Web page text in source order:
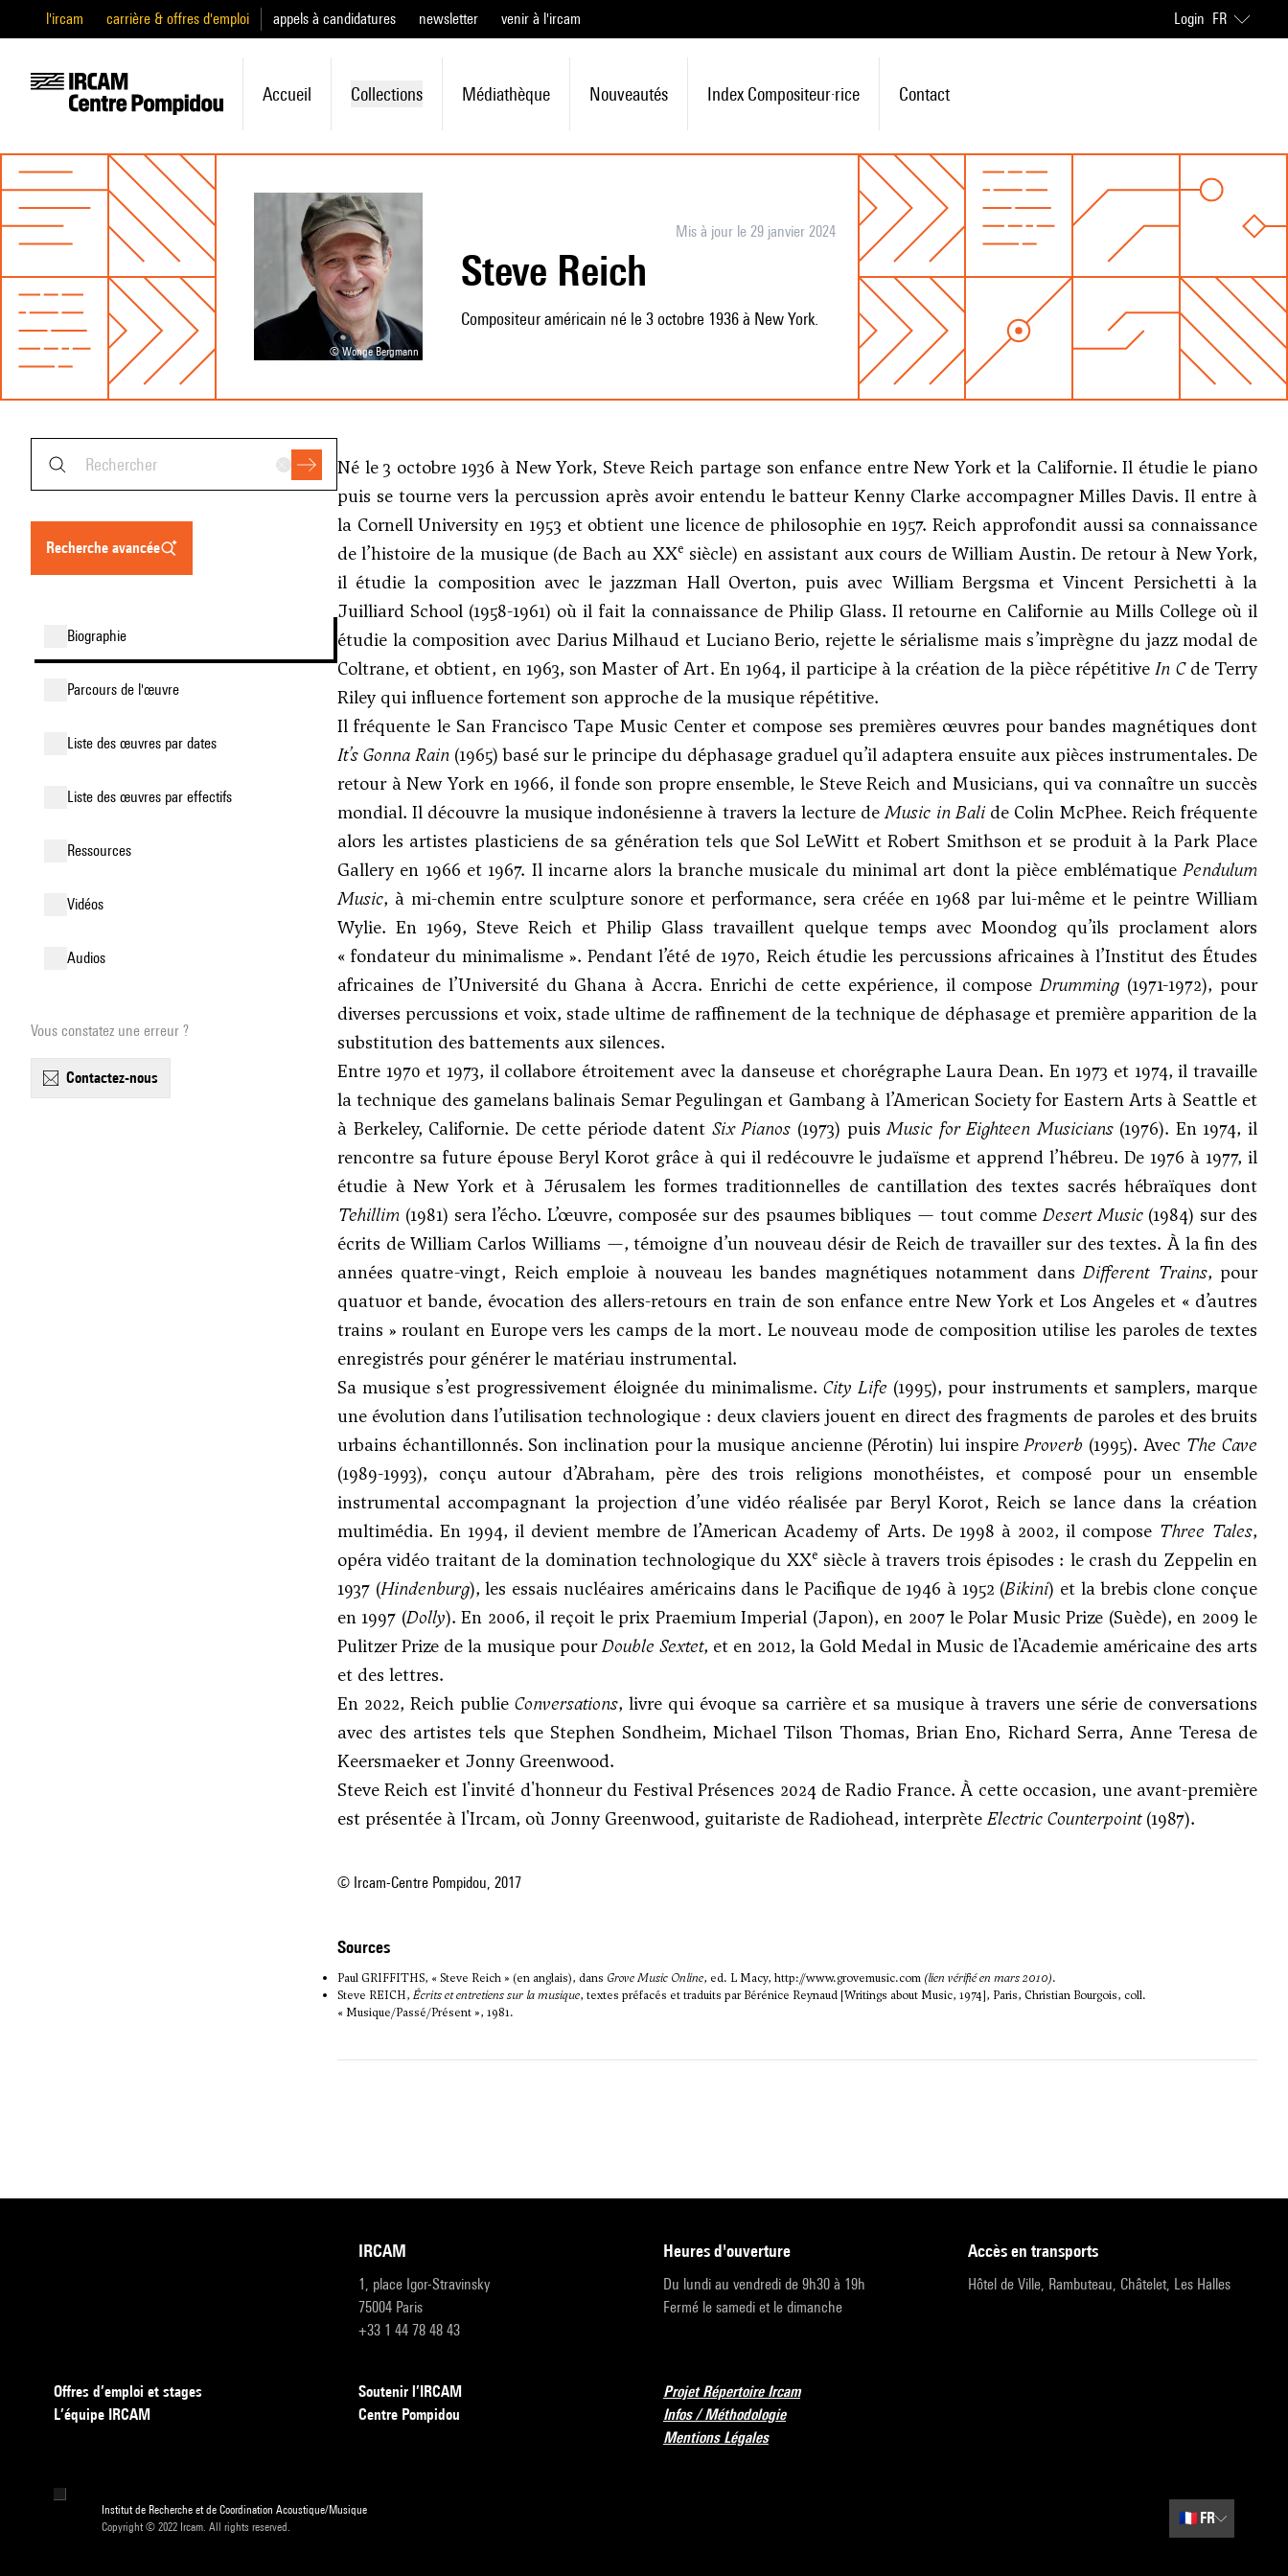
l'ircam carrière & offres d'emploi appels à candidatures newsletter venir à l'ircam Login FR
Accueil Collections Médiathèque Nouveautés Index Compositeur·rice Contact
© Wonge Bergmann
Mis à jour le 29 janvier 2024
Steve Reich
Compositeur américain né le 3 octobre 1936 à New York.
recherche avancée
biographie
parcours de l'œuvre
liste des œuvres par dates
liste des œuvres par effectifs
ressources
vidéos
audios
Vous constatez une erreur ?
contactez-nous
Né le 3 octobre 1936 à New York, Steve Reich partage son enfance entre New York et la Californie. Il étudie le piano
puis se tourne vers la percussion après avoir entendu le batteur Kenny Clarke accompagner Milles Davis. Il entre à
la Cornell University en 1953 et obtient une licence de philosophie en 1957. Reich approfondit aussi sa connaissance
de l’histoire de la musique (de Bach au XXe siècle) en assistant aux cours de William Austin. De retour à New York,
il étudie la composition avec le jazzman Hall Overton, puis avec William BergsmaetVincent Persichettià la
Juilliard School (1958-1961) où il fait la connaissance de Philip Glass. Il retourne en Californie au Mills College où il
étudie la composition avec Darius Milhaud et Luciano Berio, rejette le sérialisme mais s’imprègne du jazz modal de
Coltrane, et obtient, en 1963, son Master of Art. En 1964, il participe à la création de la pièce répétitiveIn Cde Terry
Riley qui influence fortement son approche de la musique répétitive.
Il fréquente le San Francisco Tape Music Center et compose ses premières œuvres pour bandes magnétiques dont
It’s Gonna Rain (1965) basé sur le principe du déphasage graduel qu’il adaptera ensuite aux pièces instrumentales. De
retour à New York en 1966, il fonde son propre ensemble, le Steve Reich and Musicians, qui va connaître un succès
mondial. Il découvre la musique indonésienne à travers la lecture deMusic in Balide Colin McPhee. Reich fréquente
alors les artistes plasticiens de sa génération tels que Sol LeWitt et Robert Smithson et se produit à la Park Place
Gallery en 1966 et 1967. Il incarne alors la branche musicale du minimal art dont la pièce emblématique Pendulum
Music, à mi-chemin entre sculpture sonore et performance, sera créée en 1968 par lui-même et le peintre William
Wylie. En 1969, Steve Reich et Philip Glass travaillent quelque temps avec Moondog qu’ils proclament alors
« fondateur du minimalisme ». Pendant l’été de 1970, Reich étudie les percussions africaines à l’Institut des Études
africaines de l’Université du Ghana à Accra. Enrichi de cette expérience, il composeDrumming (1971-1972), pour
diverses percussions et voix, stade ultime de raffinement de la technique de déphasage et première apparition de la
substitution des battements aux silences.
Entre 1970 et 1973, il collabore étroitement avec la danseuse et chorégraphe Laura Dean. En 1973 et 1974, il travaille
la technique des gamelans balinais Semar Pegulingan et Gambang à l’American Society for Eastern Arts à Seattle et
à Berkeley, Californie. De cette période datent Six Pianos (1973) puisMusic for Eighteen Musicians(1976). En 1974, il
rencontre sa future épouse Beryl Korot grâce à qui il redécouvre le judaïsme et apprend l’hébreu. De 1976 à 1977, il
étudie à New York et à Jérusalem les formes traditionnelles de cantillation des textes sacrés hébraïques dont
Tehillim (1981) sera l’écho. L’œuvre, composée sur des psaumes bibliques — tout commeDesert Music(1984) sur des
écrits de William Carlos Williams —, témoigne d’un nouveau désir de Reich de travailler sur des textes. À la fin des
années quatre-vingt, Reich emploie à nouveau les bandes magnétiques notamment dansDifferent Trains, pour
quatuor et bande, évocation des allers-retours en train de son enfance entre New York et Los Angeles et « d’autres
trains » roulant en Europe vers les camps de la mort. Le nouveau mode de composition utilise les paroles de textes
enregistrés pour générer le matériau instrumental.
Sa musique s’est progressivement éloignée du minimalisme. City Life (1995), pour instruments et samplers, marque
une évolution dans l’utilisation technologique : deux claviers jouent en direct des fragments de paroles et des bruits
urbains échantillonnés. Son inclination pour la musique ancienne (Pérotin) lui inspireProverb (1995). Avec The Cave
(1989-1993), conçu autour d’Abraham, père des trois religions monothéistes, et composé pour un ensemble
instrumental accompagnant la projection d’une vidéo réalisée par Beryl Korot, Reich se lance dans la création
multimédia. En 1994, il devient membre de l’American Academy of Arts. De 1998 à 2002, il compose Three Tales,
opéra vidéo traitant de la domination technologique du XXe siècle à travers trois épisodes : le crash du Zeppelin en
1937 (Hindenburg), les essais nucléaires américains dans le Pacifique de 1946 à 1952 (Bikini) et la brebis clone conçue
en 1997 (Dolly). En 2006, il reçoit le prix Praemium Imperial (Japon), en 2007 le Polar Music Prize (Suède), en 2009 le
Pulitzer Prize de la musique pourDouble Sextet, et en 2012, la Gold Medal in Music de l'Academie américaine des arts
et des lettres.
En 2022, Reich publieConversations, livre qui évoque sa carrière et sa musique à travers une série de conversations
avec des artistes tels que Stephen Sondheim, Michael Tilson Thomas, Brian Eno, Richard Serra, Anne Teresa de
Keersmaeker et Jonny Greenwood.
Steve Reich est l'invité d'honneur du Festival Présences 2024 de Radio France. À cette occasion, une avant-première
est présentée à l'Ircam, où Jonny Greenwood, guitariste de Radiohead, interprète Electric Counterpoint(1987).
© Ircam-Centre Pompidou, 2017
sources
Paul GRIFFITHS, « Steve Reich » (en anglais), dans Grove Music Online, ed. L Macy, http://www.grovemusic.com (lien vérifié en mars 2010).
Steve REICH, Écrits et entretiens sur la musique, textes préfacés et traduits par Bérénice Reynaud [Writings about Music, 1974], Paris, Christian Bourgois, coll.
« Musique/Passé/Présent », 1981.
IRCAM
1, place Igor-Stravinsky
75004 Paris
+33 1 44 78 48 43
heures d'ouverture
Du lundi au vendredi de 9h30 à 19h
Fermé le samedi et le dimanche
accès en transports
Hôtel de Ville, Rambuteau, Châtelet, Les Halles
Offres d’emploi et stages
L’équipe IRCAM
Soutenir l’IRCAM
Centre Pompidou
Projet Répertoire Ircam
Infos / Méthodologie
Mentions Légales
Institut de Recherche et de Coordination Acoustique/Musique
Copyright © 2022 Ircam. All rights reserved.
🇫🇷 FR